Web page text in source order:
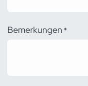
Bemerkungen *